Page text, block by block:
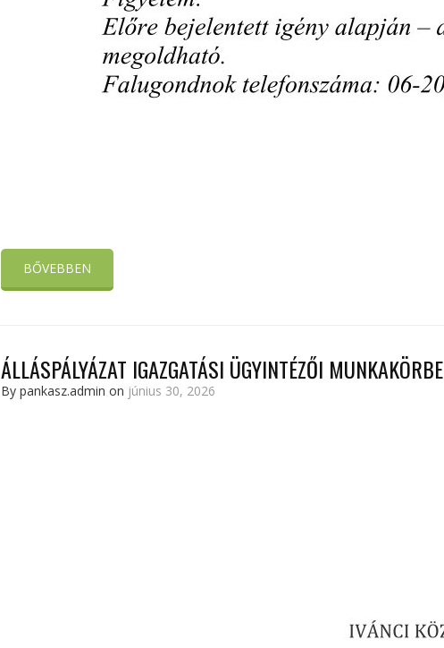
BŐVEBBEN
ÁLLÁSPÁLYÁZAT IGAZGATÁSI ÜGYINTÉZŐI MUNKAKÖRBE
By pankasz.admin on június 30, 2026